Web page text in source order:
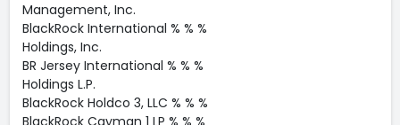
Management, Inc.
BlackRock International % % %
Holdings, Inc.
BR Jersey International % % %
Holdings L.P.
BlackRock Holdco 3, LLC % % %
BlackRock Cayman 1 LP % % %